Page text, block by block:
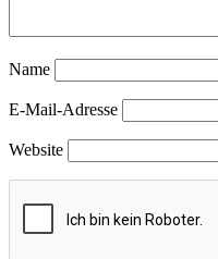
Name
E-Mail-Adresse
Website